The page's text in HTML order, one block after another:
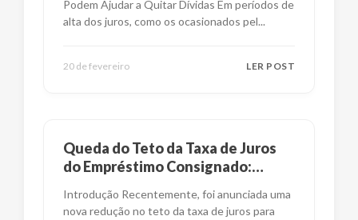
Podem Ajudar a Quitar Dívidas Em períodos de
alta dos juros, como os ocasionados pel...
20 de fevereiro LER POST
Queda do Teto da Taxa de Juros
do Empréstimo Consignado:
Introdução Recentemente, foi anunciada uma
nova redução no teto da taxa de juros para